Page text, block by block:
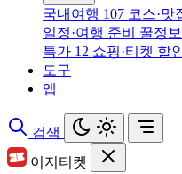
국내여행 107 코스·맛
일정·여행 준비
꿀정보
특가 12 쇼핑·티켓 할
도구
앱
검색
이지티켓